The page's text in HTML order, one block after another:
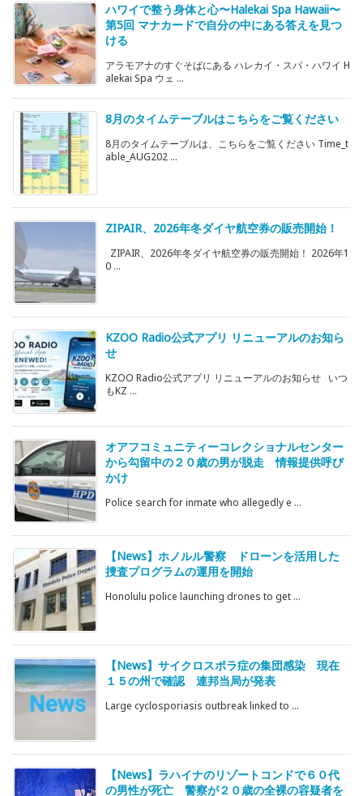
ハワイで整う身体と心〜Halekai Spa Hawaii〜
第5回 マナカードで自分の中にある答えを見つ
ける
アラモアナのすぐそばにある ハレカイ・スパ・ハワイ H
alekai Spa ウェ ...
8月のタイムテーブルはこちらをご覧ください
8月のタイムテーブルは、こちらをご覧ください Time_t
able_AUG202 ...
ZIPAIR、2026年冬ダイヤ航空券の販売開始！
ZIPAIR、2026年冬ダイヤ航空券の販売開始！ 2026年1
0 ...
KZOO Radio公式アプリ リニューアルのお知ら
せ
KZOO Radio公式アプリ リニューアルのお知らせ いつ
もKZ ...
オアフコミュニティーコレクショナルセンター
から勾留中の２０歳の男が脱走 情報提供呼び
かけ
Police search for inmate who allegedly e ...
【News】ホノルル警察 ドローンを活用した
捜査プログラムの運用を開始
Honolulu police launching drones to get ...
【News】サイクロスポラ症の集団感染 現在
１５の州で確認 連邦当局が発表
Large cyclosporiasis outbreak linked to ...
【News】ラハイナのリゾートコンドで６０代
の男性が死亡 警察が２０歳の全裸の容疑者を